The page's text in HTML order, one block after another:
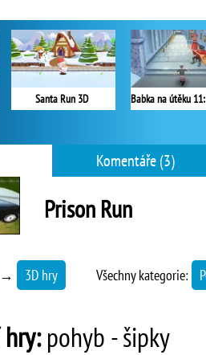
Santa Run 3D Babka na útěku
Komentáře (3)
Prison Run
→ 3D hry Všechny kategorie:
pohyb - šipky